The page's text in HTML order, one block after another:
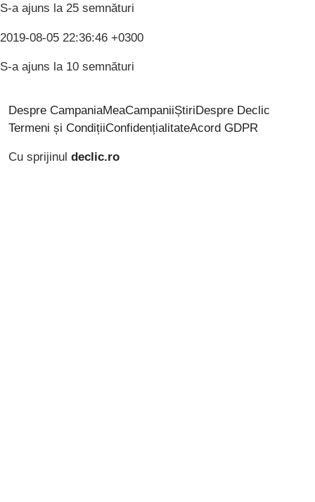
S-a ajuns la 25 semnături
2019-08-05 22:36:46 +0300
S-a ajuns la 10 semnături
Despre CampaniaMeaCampaniiȘtiri Despre Declic
Termeni și CondițiiConfidențialitateAcord GDPR
Cu sprijinul declic.ro